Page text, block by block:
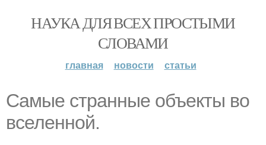
НАУКА ДЛЯ ВСЕХ ПРОСТЫМИ
СЛОВАМИ
главная новости статьи
Самые странные объекты во
вселенной.